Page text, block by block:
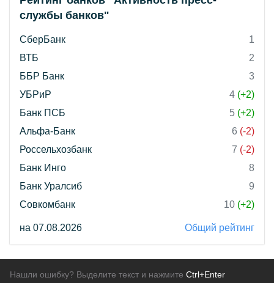
службы банков"
СберБанк
1
ВТБ
2
ББР Банк
3
УБРиР
4 (+2)
Банк ПСБ
5 (+2)
Альфа-Банк
6 (-2)
Россельхозбанк
7 (-2)
Банк Инго
8
Банк Уралсиб
9
Совкомбанк
10 (+2)
на 07.08.2026 Общий рейтинг
Нашли ошибку? Выделите текст и нажмите Ctrl+Enter